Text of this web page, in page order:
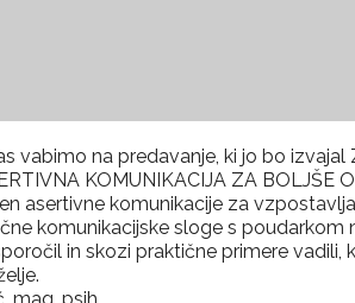
vabimo na predavanje, ki jo bo
KOMUNIKACIJA ZA BOLJŠE
asertivne komunikacije za
komunikacijske sloge s poudarkom
in skozi praktične primere vadili,